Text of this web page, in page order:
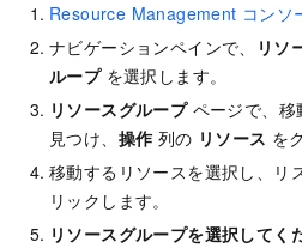
Resource Management コンソ
ナビゲーションペインで、
リソ
ループを選択します。
リソースグループページで、移
見つけ、 操作 列の リソース を
移動するリソースを選択し、リ
リックします。
リソースグループを選択してく